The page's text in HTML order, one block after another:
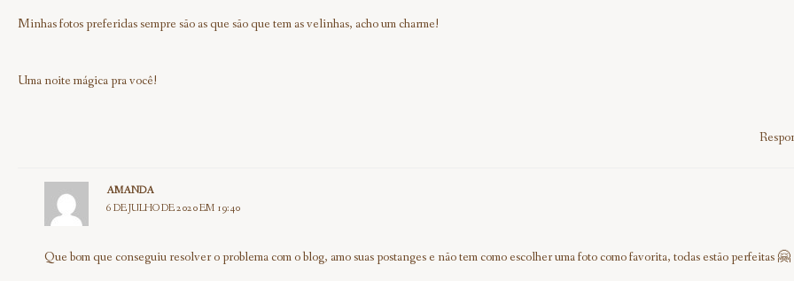
Minhas fotos preferidas sempre são as que são que tem as velinhas, acho um charme!
Uma noite mágica pra você!
AMANDA
6 DE JULHO DE 2020 EM 19:40
Que bom que conseguiu resolver o problema com o blog, amo suas postanges e não tem como escolher uma foto como favorita, todas estão perfeitas 🤗